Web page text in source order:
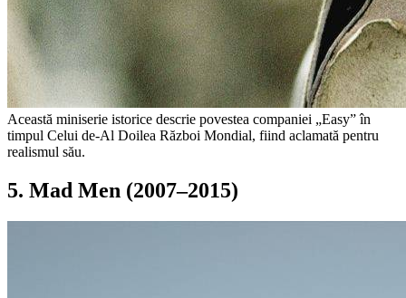
Această miniserie istorice descrie povestea companiei „Easy” în
timpul Celui de-Al Doilea Război Mondial, fiind aclamată pentru
realismul său.
5. Mad Men (2007–2015)